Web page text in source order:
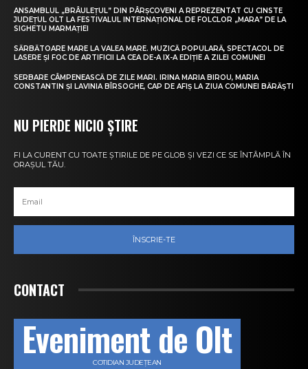
ANSAMBLUL „BRÂULEȚUL” DIN PÂRȘCOVENI A REPREZENTAT CU CINSTE
JUDEȚUL OLT LA FESTIVALUL INTERNAȚIONAL DE FOLCLOR „MARA” DE LA
SIGHETU MARMAȚIEI
SĂRBĂTOARE MARE LA VALEA MARE. MUZICĂ POPULARĂ, SPECTACOL DE
LASERE ȘI FOC DE ARTIFICII LA CEA DE-A IX-A EDIȚIE A ZILEI COMUNEI
SERBARE CÂMPENEASCĂ DE ZILE MARI. IRINA MARIA BIROU, MARIA
CONSTANTIN ȘI LAVINIA BÎRSOGHE, CAP DE AFIȘ LA ZIUA COMUNEI BĂRĂȘTI
NU PIERDE NICIO ȘTIRE
FI LA CURENT CU TOATE ȘTIRILE DE PE GLOB ȘI VEZI CE SE ÎNTÂMPLĂ ÎN
ORAȘUL TĂU.
ÎNSCRIE-TE
CONTACT
Eveniment de Olt
COTIDIAN JUDEȚEAN